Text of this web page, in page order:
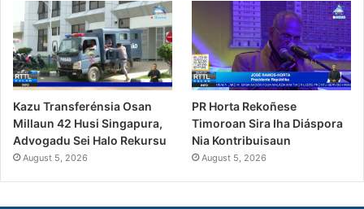
Kazu Transferénsia Osan
Millaun 42 Husi Singapura,
Advogadu Sei Halo Rekursu
August 5, 2026
PR Horta Rekoñese
Timoroan Sira Iha Diáspora
Nia Kontribuisaun
August 5, 2026